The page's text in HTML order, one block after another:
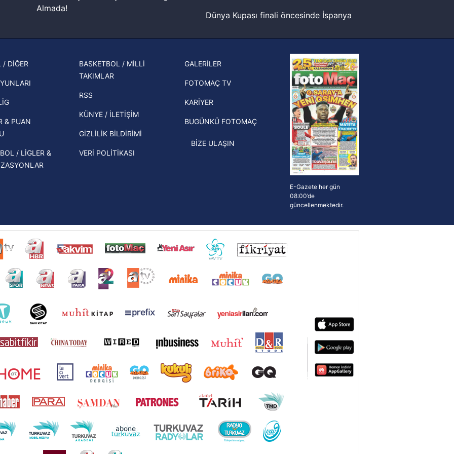
Metnimiziziyaret edebilirsiniz.
çerezlerle ilgili bilgi almak için lütfentıklayınız.
Almada!
muhtemel rakibi belli oldu! Gornik
İspanya-Arjantin finalinin ardından dış
Beşiktaş'ın UEFA Avrupa Ligi'nde 3. Ön
Eleme Turu muhtemel rakipleri belli
Dünya Kupası finali öncesinde İspanya
şampiyonluk yüzüğü verilecek
Hernan Crespo, Meksika Ligi
ekiplerinden Atlas'ın yeni teknik
direktörü oldu
/ DİĞER
& PUAN
/ LİGLER &
BASKETBOL / MİLLİ
TAKIMLAR
RSS
KÜNYE / İLETİŞİM
GİZLİLİK BİLDİRİMİ
VERİ POLİTİKASI
GALERİLER
FOTOMAÇ TV
KARİYER
BUGÜNKÜ FOTOMAÇ
BİZE ULAŞIN
E-Gazete her gün
08:00’de
güncellenmektedir.